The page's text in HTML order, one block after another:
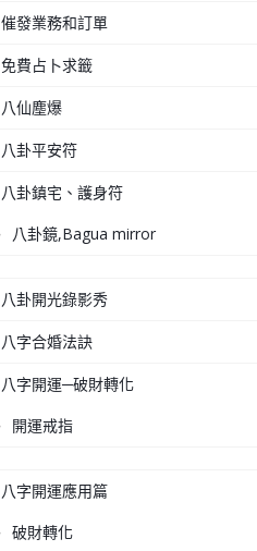
催發業務和訂單
免費占卜求籤
八仙塵爆
八卦平安符
八卦鎮宅、護身符
八卦鏡,Bagua mirror
八卦開光錄影秀
八字合婚法訣
八字開運─破財轉化
開運戒指
八字開運應用篇
破財轉化